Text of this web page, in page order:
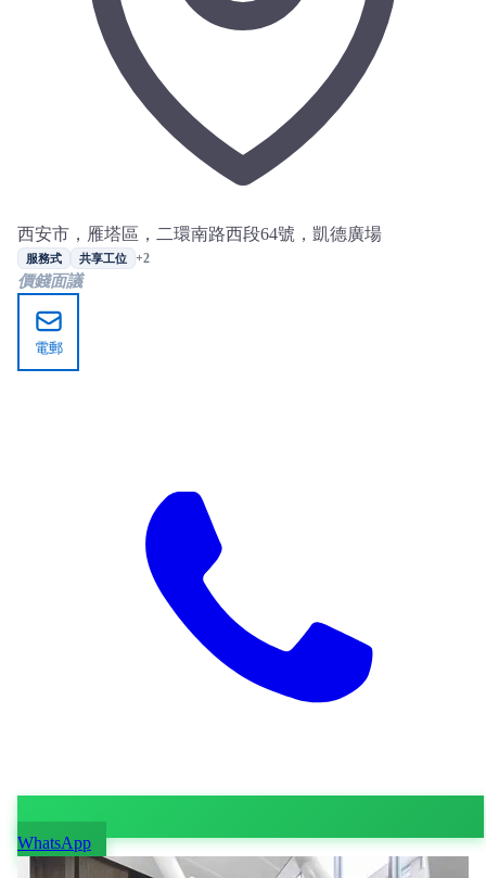
西安市，雁塔區，二環南路西段64號，凱德廣場
服務式 共享工位 +2
價錢面議
電郵
WhatsApp